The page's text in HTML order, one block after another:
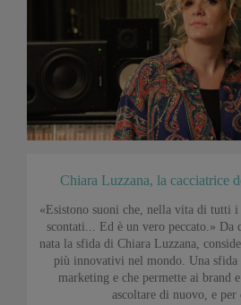
Chiara Luzzana, la cacciatrice
«Esistono suoni che, nella vita di tutti
scontati... Ed è un vero peccato.» Da
nata la sfida di Chiara Luzzana,
più innovativi nel mondo. Una sfida
marketing e che permette ai brand
ascoltare di nuovo, e per